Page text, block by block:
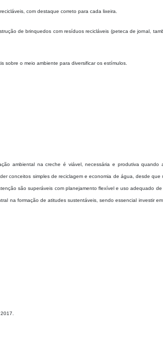
com destaque correto para cada lixeira.
de brinquedos com resíduos recicláveis (peteca de jornal,
sobre o meio ambiente para diversificar os estímulos.
ambiental na creche é viável, necessária e produtiva quando
conceitos simples de reciclagem e economia de água, desde
são superáveis com planejamento flexível e uso adequado
na formação de atitudes sustentáveis, sendo essencial investir